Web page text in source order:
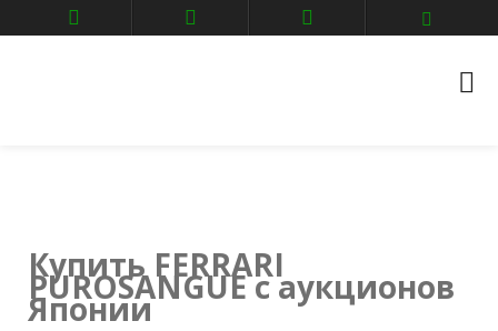
Главная
Авто аукционы
Купить FERRARI
PUROSANGUE с аукционов
Японии